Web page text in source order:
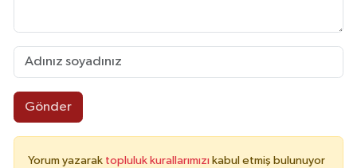
Gönder
Yorum yazarak topluluk kurallarımızı kabul etmiş bulunuyor